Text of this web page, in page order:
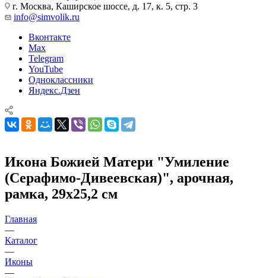
г. Москва, Каширское шоссе, д. 17, к. 5, стр. 3
info@simvolik.ru
Вконтакте
Max
Telegram
YouTube
Одноклассники
Яндекс.Дзен
Икона Божией Матери "Умиление
(Серафимо-Дивеевская)", арочная,
рамка, 29х25,2 см
Главная
—
Каталог
—
Иконы
—